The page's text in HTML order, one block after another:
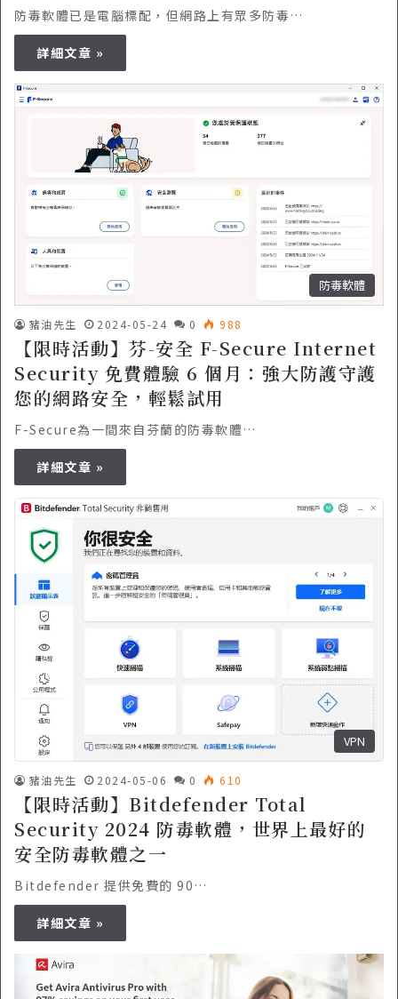
防毒軟體已是電腦標配，但網路上有眾多防毒…
詳細文章 »
防毒軟體
豬油先生 2024-05-24 0 988
【限時活動】芬-安全 F-Secure Internet
Security 免費體驗 6 個月：強大防護守護
您的網路安全，輕鬆試用
F-Secure為一間來自芬蘭的防毒軟體…
詳細文章 »
VPN
豬油先生 2024-05-06 0 610
【限時活動】Bitdefender Total
Security 2024 防毒軟體，世界上最好的
安全防毒軟體之一
Bitdefender 提供免費的 90…
詳細文章 »